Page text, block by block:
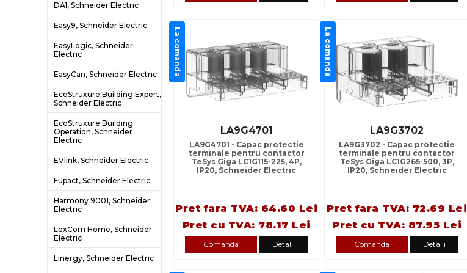
DA1, Schneider Electric
Easy9, Schneider Electric
EasyLogic, Schneider
Electric
EasyCan, Schneider Electric
EcoStruxure Building Expert,
Schneider Electric
EcoStruxure Building
Operation, Schneider
Electric
EVlink, Schneider Electric
Fupact, Schneider Electric
Harmony 9001, Schneider
Electric
LexCom Home, Schneider
Electric
Linergy, Schneider Electric
La comanda
LA9G4701
LA9G4701 - Capac protectie
terminale pentru contactor
TeSys Giga LC1G115-225, 4P,
IP20, Schneider Electric
Pret fara TVA: 64.60 Lei
Pret cu TVA: 78.17 Lei
Comanda Detalii
La comanda
LA9G3702
LA9G3702 - Capac protectie
terminale pentru contactor
TeSys Giga LC1G265-500, 3P,
IP20, Schneider Electric
Pret fara TVA: 72.69 Lei
Pret cu TVA: 87.95 Lei
Comanda Detalii